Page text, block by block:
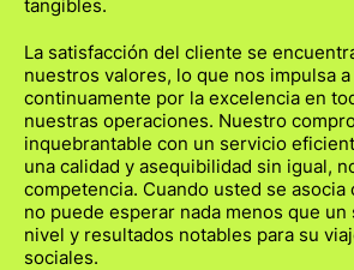
tangibles.
La satisfacción del cliente se
nuestros valores, lo que nos impulsa
continuamente por la excelencia en
nuestras operaciones. Nuestro
inquebrantable con un servicio
una calidad y asequibilidad sin igual,
competencia. Cuando usted se asocia
no puede esperar nada menos que
nivel y resultados notables para su
sociales.